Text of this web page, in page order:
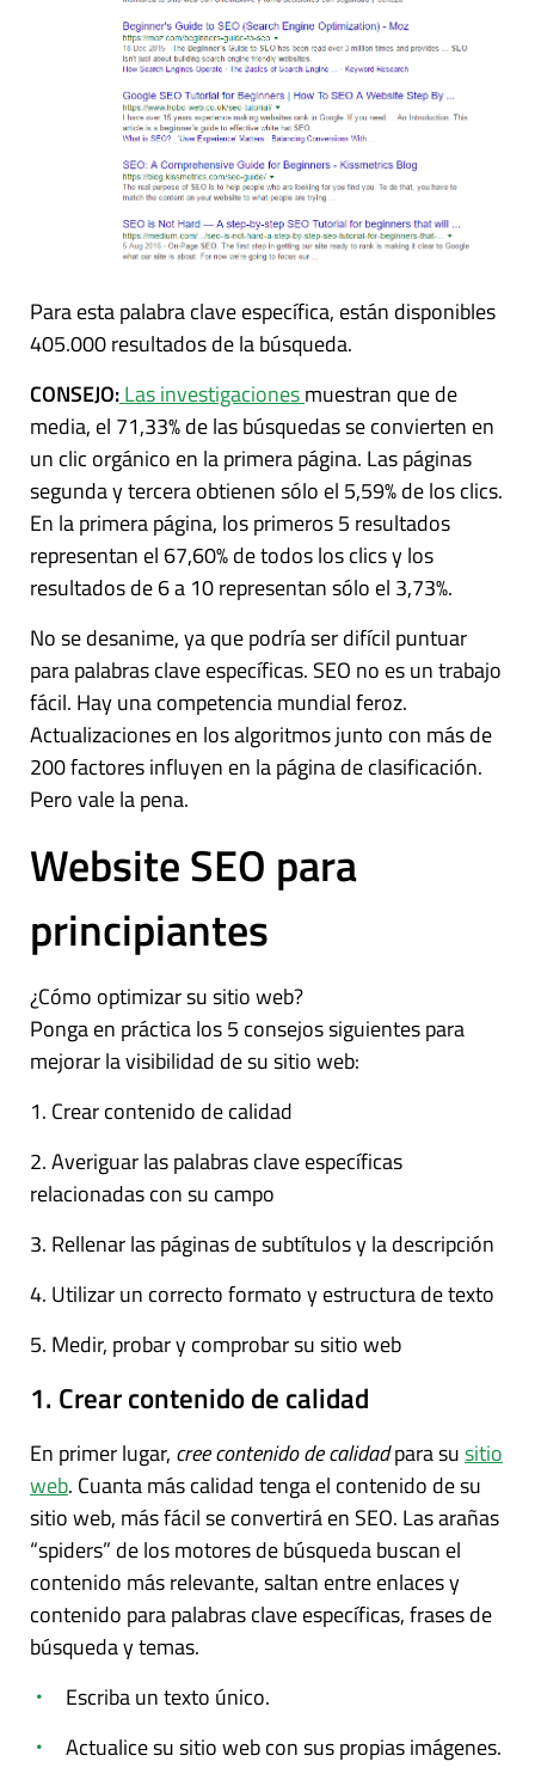
Para esta palabra clave específica, están disponibles
405.000 resultados de la búsqueda.
CONSEJO:Las investigacionesmuestran que de
media, el 71,33% de las búsquedas se convierten en
un clic orgánico en la primera página. Las páginas
segunda y tercera obtienen sólo el 5,59% de los clics.
En la primera página, los primeros 5 resultados
representan el 67,60% de todos los clics y los
resultados de 6 a 10 representan sólo el 3,73%.
No se desanime, ya que podría ser difícil puntuar
para palabras clave específicas. SEO no es un trabajo
fácil. Hay una competencia mundial feroz.
Actualizaciones en los algoritmos junto con más de
200 factores influyen en la página de clasificación.
Pero vale la pena.
Website SEO para
principiantes
¿Cómo optimizar su sitio web?
Ponga en práctica los 5 consejos siguientes para
mejorar la visibilidad de su sitio web:
1. Crear contenido de calidad
2. Averiguar las palabras clave específicas
relacionadas con su campo
3. Rellenar las páginas de subtítulos y la descripción
4. Utilizar un correcto formato y estructura de texto
5. Medir, probar y comprobar su sitio web
1. Crear contenido de calidad
En primer lugar, cree contenido de calidadpara susitio
web. Cuanta más calidad tenga el contenido de su
sitio web, más fácil se convertirá en SEO. Las arañas
“spiders” de los motores de búsqueda buscan el
contenido más relevante, saltan entre enlaces y
contenido para palabras clave específicas, frases de
búsqueda y temas.
Escriba un texto único.
Actualice su sitio web con sus propias imágenes.